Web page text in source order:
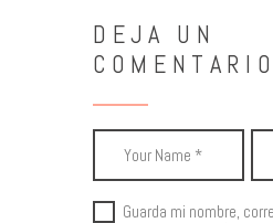
DEJA UN
COMENTARIO
Guarda mi nombre,